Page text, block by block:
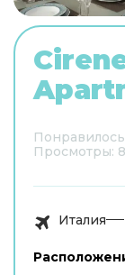
Понравилось
Просмотры:
Италия